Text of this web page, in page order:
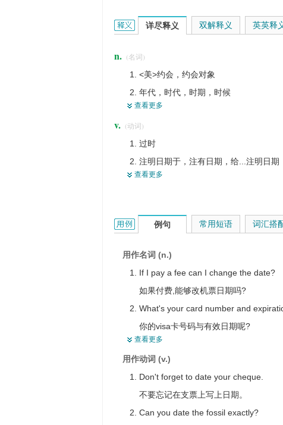
date的英文翻译是什么意思，词典释义与在线
详尽释义
n. (名词)
<美>约会，约会对象
年代，时代，时期，时候
日期，日子
海枣，海枣属 ，枣椰树
会晤时间，约见时间
迄今为止
查看更多
v. (动词)
过时
注明日期于，注有日期，给...注明日期
属于
<美口>约会，和...约会，与（某人）谈
确定…的年代
自…至今
使…显老
不流行
显示出某个时期的特征
以日期计算
查看更多
双解释义 英英释
date的用法和样例：
例句
用作名词 (n.)
If I pay a fee can I change the date?
如果付费,能够改机票日期吗?
What's your card number and
你的visa卡号码与有效日期呢?
This vase is of an earlier date than
这个花瓶的年代比那个的早.
They made a date to meet soon.
他们约定不久见面。
This Greek dish is of a very early date.
查看更多
用作动词 (v.)
Don't forget to date your cheque.
不要忘记在支票上写上日期。
Can you date the fossil exactly?
常用短语 词汇搭